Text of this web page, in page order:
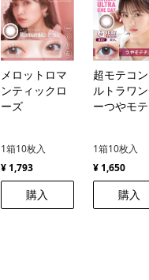
メロットロマ
ンティックロ
ーズ
1箱10枚入
¥ 1,793
購入
超モテコ
ルトラワ
ーつやモテ
1箱10枚入
¥ 1,650
購入